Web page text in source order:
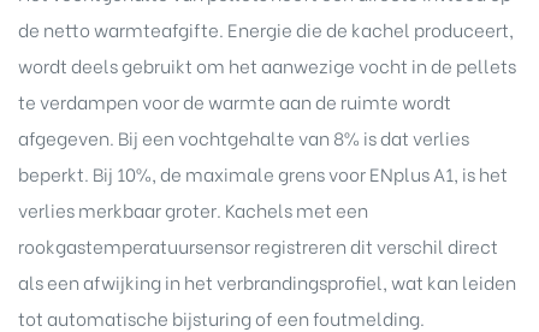
de netto warmteafgifte. Energie die de kachel produceert,
wordt deels gebruikt om het aanwezige vocht in de pellets
te verdampen voor de warmte aan de ruimte wordt
afgegeven. Bij een vochtgehalte van 8% is dat verlies
beperkt. Bij 10%, de maximale grens voor ENplus A1, is het
verlies merkbaar groter. Kachels met een
rookgastemperatuursensor registreren dit verschil direct
als een afwijking in het verbrandingsprofiel, wat kan leiden
tot automatische bijsturing of een foutmelding.